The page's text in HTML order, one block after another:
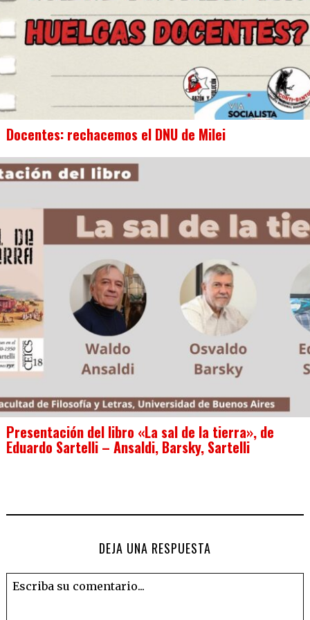
Docentes: rechacemos el DNU de Milei
Presentación del libro «La sal de la tierra», de
Eduardo Sartelli – Ansaldi, Barsky, Sartelli
DEJA UNA RESPUESTA